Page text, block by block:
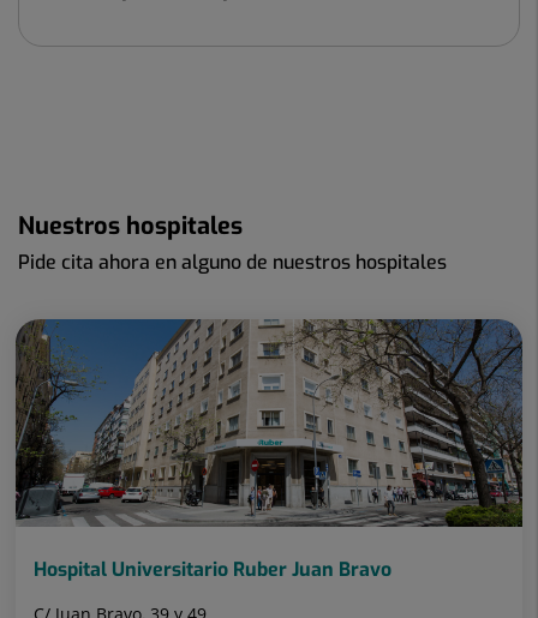
Nuestros hospitales
Pide cita ahora en alguno de nuestros hospitales
Hospital Universitario Ruber Juan Bravo